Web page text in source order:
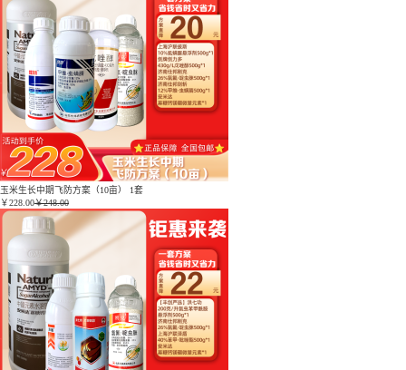
玉米生长中期飞防方案（10亩） 1套
￥228.00￥248.00